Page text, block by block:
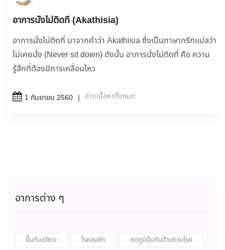
อาการนั่งไม่ติดที่ (Akathisia)
อาการนั่งไม่ติดที่ มาจากคำว่า Akathisia ซึ่งเป็นภาษากรีกแปลว่า
ไม่เคยนั่ง (Never sit down) ดังนั้น อาการนั่งไม่ติดที่ คือ ความ
รู้สึกที่ต้องมีการเคลื่อนไหว
1 กันยายน 2560 อ่านเนื้อหาทั้งหมด
อาการต่าง ๆ
ขึ้นกับอวัยวะ โรคลมชัก
กดภูมิคุ้มกันต้านทานโรค